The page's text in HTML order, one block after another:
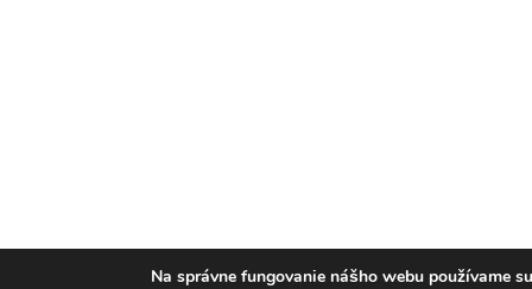
Na správne fungovanie nášho webu používame